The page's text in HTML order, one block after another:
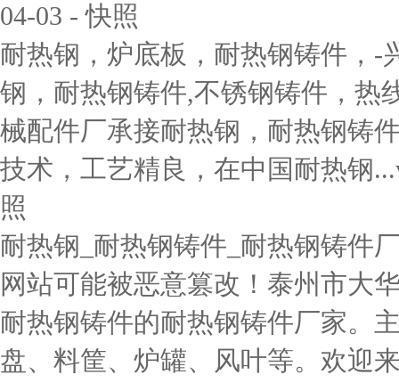
04-03 - 快照
耐热钢，炉底板，耐热钢铸件，-
钢，耐热钢铸件,不锈钢铸件，热
械配件厂承接耐热钢，耐热钢铸
技术，工艺精良，在中国耐热钢
照
耐热钢_耐热钢铸件_耐热钢铸件
网站可能被恶意篡改！泰州市大
耐热钢铸件的耐热钢铸件厂家。
盘、料筐、炉罐、风叶等。欢迎